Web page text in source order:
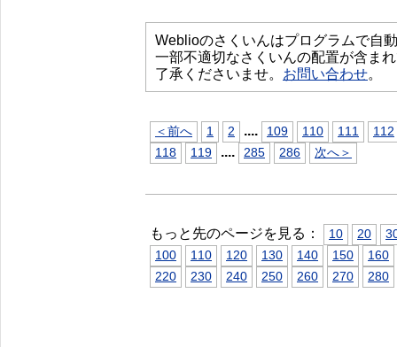
Weblioのさくいんはプログラムで自
一部不適切なさくいんの配置が含ま
了承くださいませ。 お問い合わせ。
＜前へ 1 2 .... 109 110 111
112
118
119 .... 285 286 次へ＞
もっと先のページを見る： 10 20
100
110 120 130 140 150
160
220
230 240 250 260 270 280